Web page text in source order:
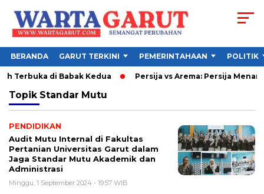
BERANDA GARUT TERKINI PEMERINTAHAAN POLITIK
Terbuka di Babak Kedua Persija vs Arema: Persija Menang
Topik Standar Mutu
PENDIDIKAN
Audit Mutu Internal di Fakultas
Pertanian Universitas Garut dalam
Jaga Standar Mutu Akademik dan
Administrasi
Minggu, 1 September 2024 - 19:57 WIB